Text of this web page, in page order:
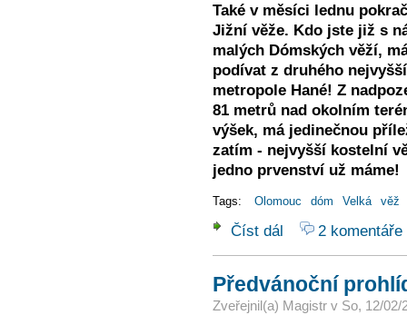
Také v měsíci lednu
Jižní věže. Kdo jste již s
malých Dómských věží,
podívat z druhého
metropole Hané! Z
81 metrů nad okolním
výšek, má jedinečnou
zatím - nejvyšší kostelní
jedno prvenství už máme!
Tags: Olomouc dóm Velká věž
Číst dál Prohlídky Velké Jižní
2 komentáře
Předvánoční
Zveřejnil(a) Magistrv So, 12/02/